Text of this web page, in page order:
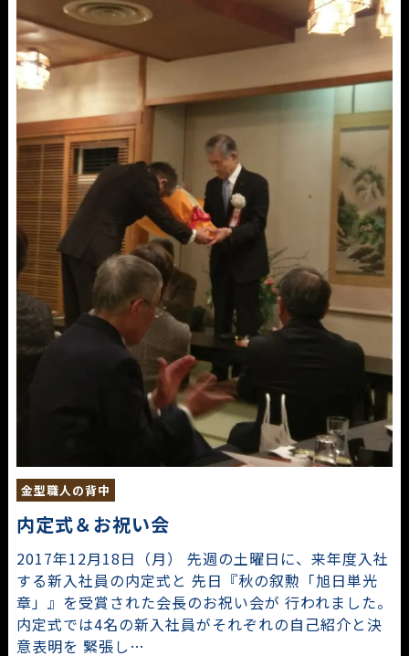
金型職人の背中
内定式＆お祝い会
2017年12月18日（月） 先週の土曜日に、来年度入社
する新入社員の内定式と 先日『秋の叙勲「旭日単光
章」』を受賞された会長のお祝い会が 行われました。
内定式では4名の新入社員がそれぞれの自己紹介と決
意表明を 緊張し…